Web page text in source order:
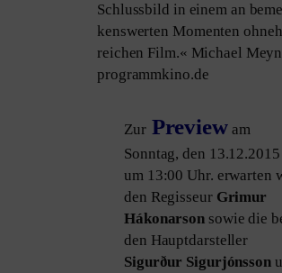
Schlussbild in einem an
kens­wer­ten Momenten
rei­chen Film.« Michael
programmkino.de
ZurPreviewam
Sonntag, den 13.12.2015
um 13:00 Uhr. erwar­ten
den Regisseur Grimur
Hákonarson sowie die
den Hauptdarsteller
Sigurður Sigurjónsson